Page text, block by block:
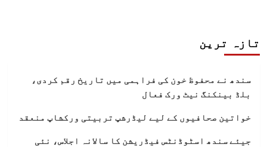
تازہ ترین
سندھ نے محفوظ خون کی فراہمی میں تاریخ رقم کردی،
بلڈ بینکنگ نیٹ ورک فعال
خواتین صحافیوں کے لیے لیڈرشپ تربیتی ورکشاپ منعقد
جیئے سندھ اسٹوڈنٹس فیڈریشن کا سالانہ اجلاس، نئی